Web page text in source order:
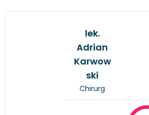
lek.
Adrian
Karwow
ski
Chirurg